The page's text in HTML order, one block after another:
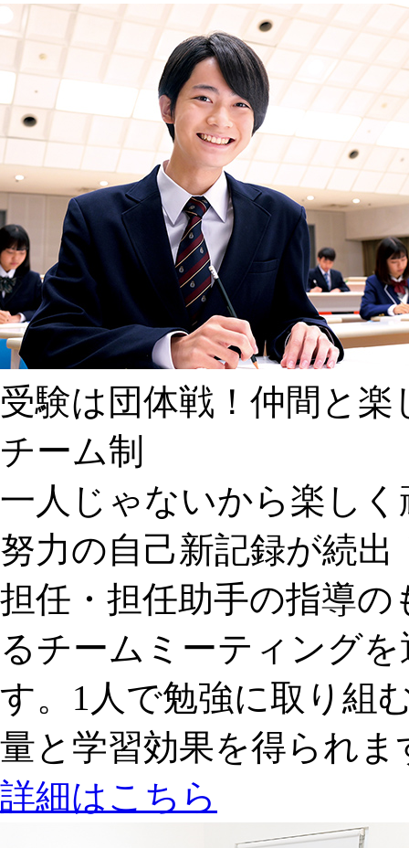
受験は団体戦！仲間と 楽
チーム制
一人じゃないから楽し
努力の自己新記録が続出
担任・担任助手の指導
るチームミーティング
す。1人で勉強に取り組
量と学習効果を得られま
詳細はこちら